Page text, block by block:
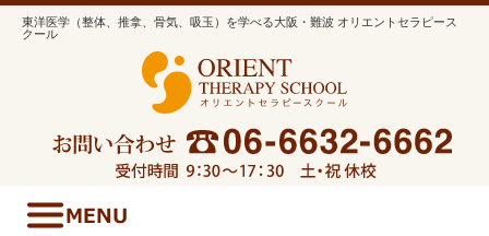
東洋医学（整体、推拿、骨気、吸玉）を学べる大阪・難波 オリエントセラピース
クール